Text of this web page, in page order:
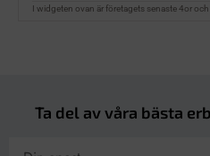
Ta del av våra bästa